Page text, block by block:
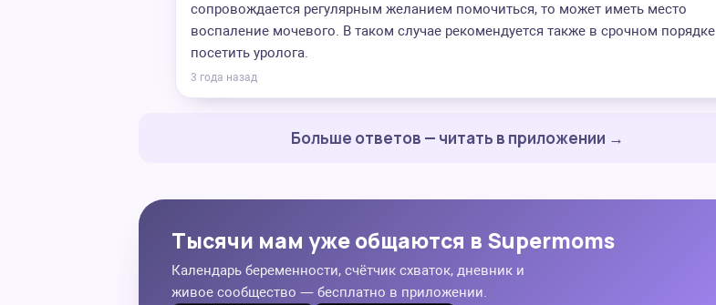
сопровождается регулярным желанием помочиться, то может иметь место
воспаление мочевого. В таком случае рекомендуется также в срочном порядке
посетить уролога.
3 года назад
Больше ответов — читать в приложении →
Тысячи мам уже общаются в Supermoms
Календарь беременности, счётчик схваток, дневник и
живое сообщество — бесплатно в приложении.